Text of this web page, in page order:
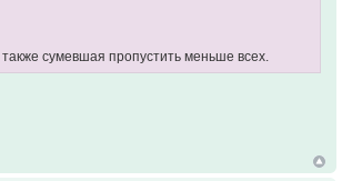
сумевшая пропустить меньше всех.